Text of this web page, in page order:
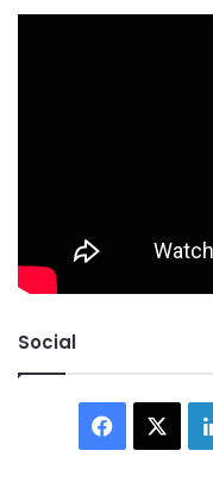
Social
Facebook